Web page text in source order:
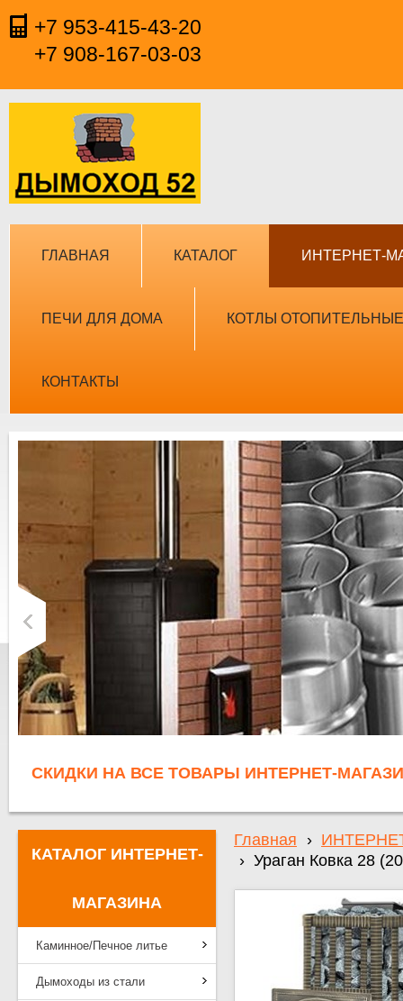
+7 953-415-43-20
+7 908-167-03-03
ГЛАВНАЯ КАТАЛОГ ИНТЕРНЕТ-
ПЕЧИ ДЛЯ ДОМА КОТЛЫ ОТОПИТЕЛЬНЫЕ
КОНТАКТЫ
СКИДКИ НА ВСЕ ТОВАРЫ ИНТЕРНЕТ-
КАТАЛОГ ИНТЕРНЕТ-
МАГАЗИНА
Каминное/Печное литье
Дымоходы из стали
Главная ›
› Ураган Ковка 28